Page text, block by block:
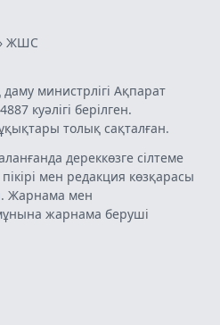
ЖШС
министрлігі Ақпарат
куәлігі берілген.
толық сақталған.
дереккөзге сілтеме
мен редакция көзқарасы
Жарнама мен
жарнама беруші